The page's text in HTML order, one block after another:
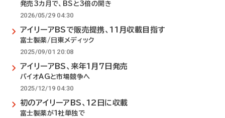
発売3カ月で、BSと3倍の開き
2026/05/29 04:30
アイリーアBSで販売提携、11月収載目指す
富士製薬/日東メディック
2025/09/01 20:08
アイリーアBS、来年1月7日発売
バイオAGと市場競争へ
2025/12/19 04:30
初のアイリーアBS、12日に収載
富士製薬が1社単独で